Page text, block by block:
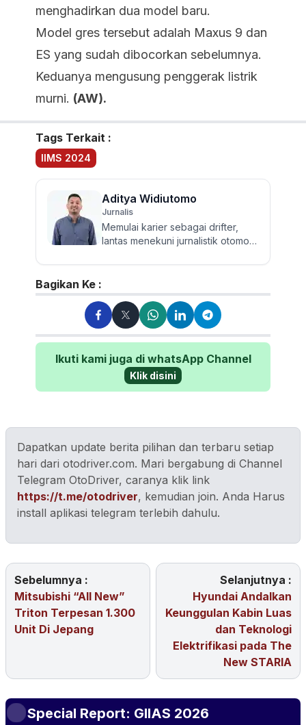
menghadirkan dua model baru.
Model gres tersebut adalah Maxus 9 dan
ES yang sudah dibocorkan sebelumnya.
Keduanya mengusung penggerak listrik
murni. (AW).
Tags Terkait :
IIMS 2024
Aditya Widiutomo
Jurnalis
Memulai karier sebagai drifter,
lantas menekuni jurnalistik otomotif
Walau sering mereview...
Bagikan Ke :
Ikuti kami juga di whatsApp Channel
Klik disini
Dapatkan update berita pilihan dan terbaru setiap
hari dari otodriver.com. Mari bergabung di Channel
Telegram OtoDriver, caranya klik link
https://t.me/otodriver, kemudian join. Anda Harus
install aplikasi telegram terlebih dahulu.
Sebelumnya :
Mitsubishi “All New”
Triton Terpesan 1.300
Unit Di Jepang
Selanjutnya :
Hyundai Andalkan
Keunggulan Kabin Luas
dan Teknologi
Elektrifikasi pada The
New STARIA
Special Report: GIIAS 2026